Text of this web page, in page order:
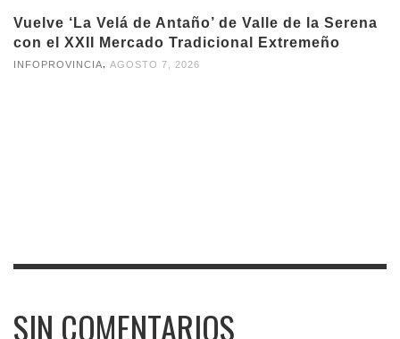
Vuelve ‘La Velá de Antaño’ de Valle de la Serena
con el XXII Mercado Tradicional Extremeño
INFOPROVINCIA, AGOSTO 7, 2026
SIN COMENTARIOS